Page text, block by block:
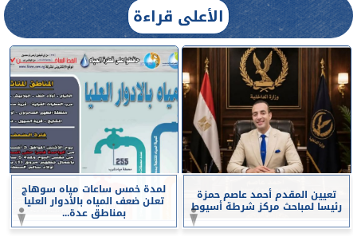
الأعلى قراءة
تعيين المقدم أحمد عاصم حمزة
رئيسا لمباحث مركز شرطة أسيوط
لمدة خمس ساعات مياه سوهاج
تعلن ضعف المياه بالأدوار العليا
بمناطق عدة...